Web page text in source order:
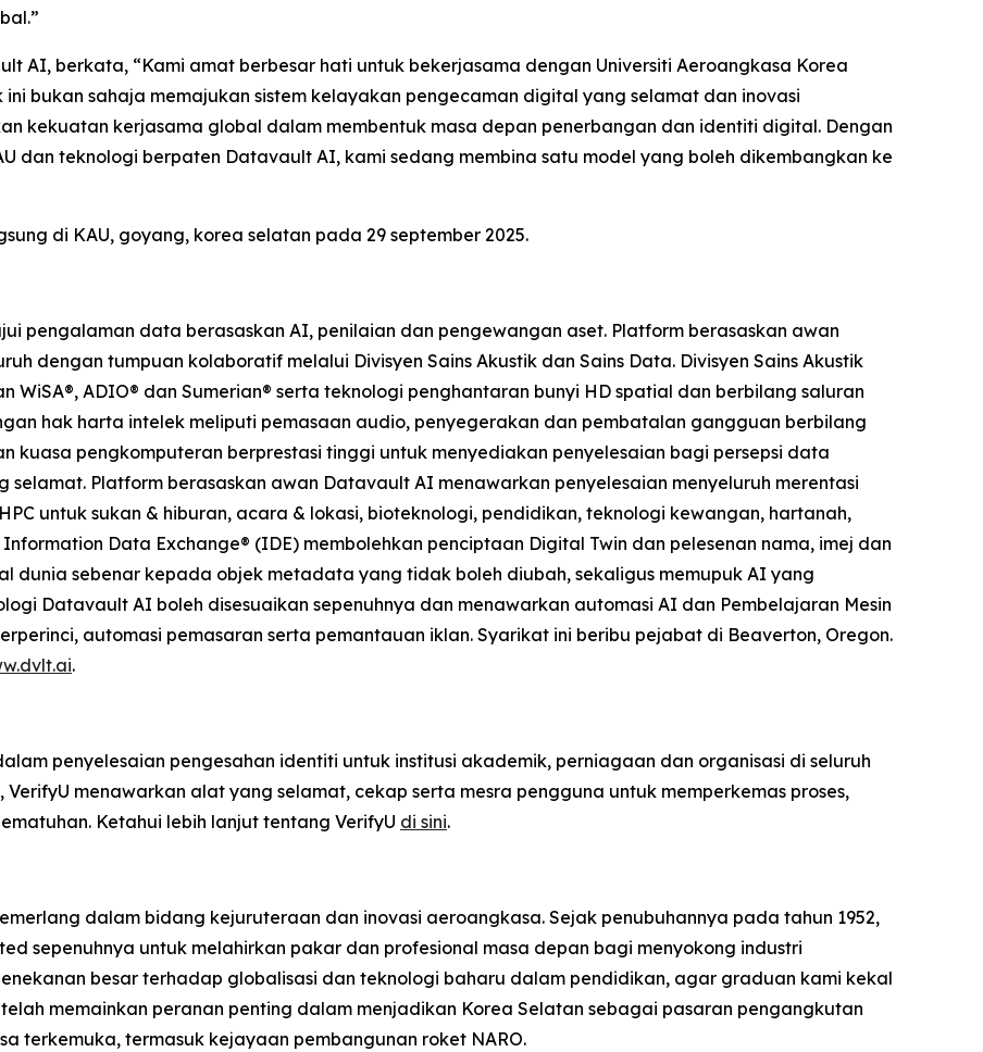
AI, berkata, “Kami amat berbesar hati untuk bekerjasama dengan Universiti Aeroangkasa Korea
bukan sahaja memajukan sistem kelayakan pengecaman digital yang selamat dan inovasi
kekuatan kerjasama global dalam membentuk masa depan penerbangan dan identiti digital. Dengan
dan teknologi berpaten Datavault AI, kami sedang membina satu model yang boleh dikembangkan ke
di KAU, goyang, korea selatan pada 29 september 2025.
pengalaman data berasaskan AI, penilaian dan pengewangan aset. Platform berasaskan awan
dengan tumpuan kolaboratif melalui Divisyen Sains Akustik dan Sains Data. Divisyen Sains Akustik
ADIO® dan Sumerian® serta teknologi penghantaran bunyi HD spatial dan berbilang saluran
hak harta intelek meliputi pemasaan audio, penyegerakan dan pembatalan gangguan berbilang
kuasa pengkomputeran berprestasi tinggi untuk menyediakan penyelesaian bagi persepsi data
Platform berasaskan awan Datavault AI menawarkan penyelesaian menyeluruh merentasi
untuk sukan & hiburan, acara & lokasi, bioteknologi, pendidikan, teknologi kewangan, hartanah,
Data Exchange® (IDE) membolehkan penciptaan Digital Twin dan pelesenan nama, imej dan
dunia sebenar kepada objek metadata yang tidak boleh diubah, sekaligus memupuk AI yang
Datavault AI boleh disesuaikan sepenuhnya dan menawarkan automasi AI dan Pembelajaran Mesin
automasi pemasaran serta pemantauan iklan. Syarikat ini beribu pejabat di Beaverton, Oregon.
.
penyelesaian pengesahan identiti untuk institusi akademik, perniagaan dan organisasi di seluruh
menawarkan alat yang selamat, cekap serta mesra pengguna untuk memperkemas proses,
Ketahui lebih lanjut tentang VerifyU di sini.
dalam bidang kejuruteraan dan inovasi aeroangkasa. Sejak penubuhannya pada tahun 1952,
sepenuhnya untuk melahirkan pakar dan profesional masa depan bagi menyokong industri
besar terhadap globalisasi dan teknologi baharu dalam pendidikan, agar graduan kami kekal
memainkan peranan penting dalam menjadikan Korea Selatan sebagai pasaran pengangkutan
terkemuka, termasuk kejayaan pembangunan roket NARO.